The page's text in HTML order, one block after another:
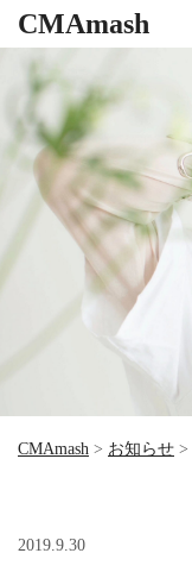
CMAmash
CMAmash > お知らせ >
2019.9.30